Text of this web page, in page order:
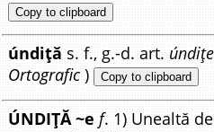
Copy to clipboard
úndiță s. f., g.-d. art.
Ortografic ) Copy to clipboard
ÚNDIȚĂ ~e f. 1) Unealtă